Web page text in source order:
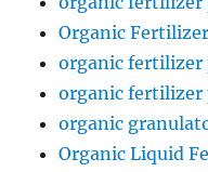
Organic
organic fertilizer
organic fertilizer
organic
Organic Liquid